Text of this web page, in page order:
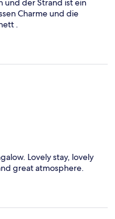
und der Strand ist ein
Charme und die
.
Lovely stay, lovely
great atmosphere.